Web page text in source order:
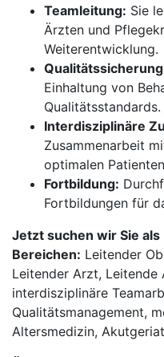
Teamleitung: Sie
Ärzten und
Weiterentwicklung.
Einhaltung von
Qualitätsstandards.
Interdisziplinäre
Zusammenarbeit
optimalen
Fortbildung:
Fortbildungen für
Jetzt suchen wir Sie
Bereichen: Leitender
Leitender Arzt, Leitende
interdisziplinäre
Qualitätsmanagement,
Altersmedizin,